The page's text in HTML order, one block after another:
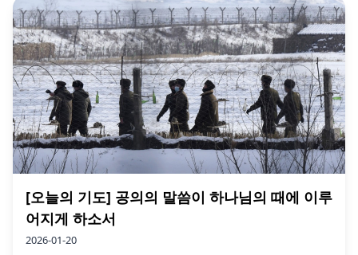
[오늘의 기도] 공의의 말씀이 하나님의 때에 이루
어지게 하소서
2026-01-20